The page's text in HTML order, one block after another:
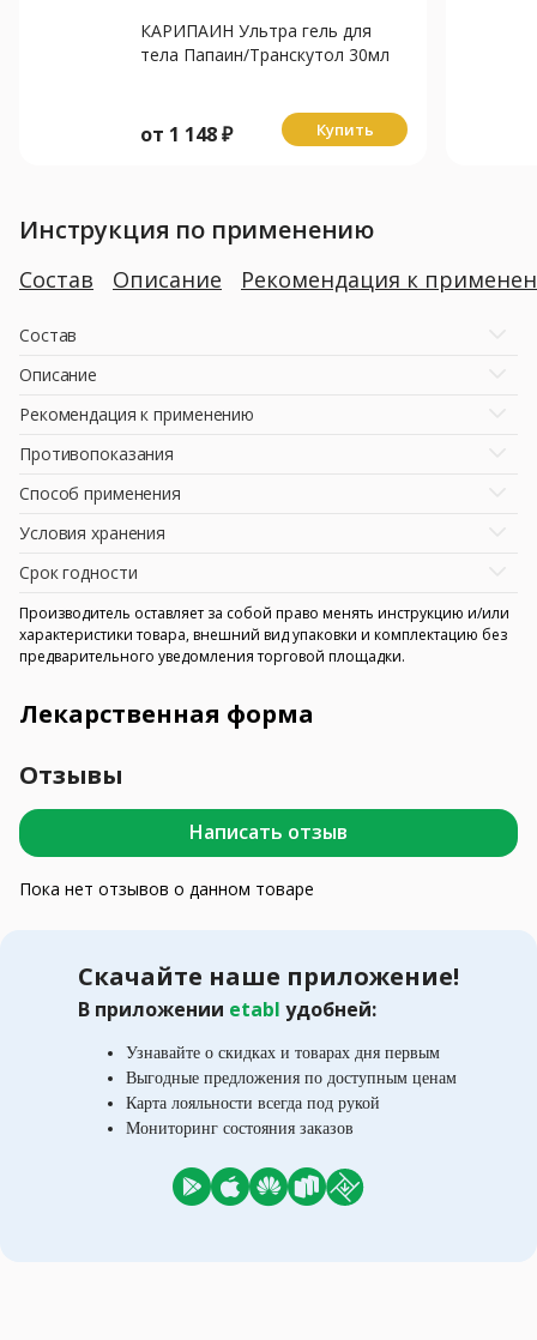
КАРИПАИН Ультра гель для
тела Папаин/Транскутол 30мл
от 1 148₽ Купить
Инструкция по применению
Состав Описание Рекомендация к
Состав
Описание
Рекомендация к применению
Противопоказания
Способ применения
Условия хранения
Срок годности
Производитель оставляет за собой право менять инструкцию и/или
характеристики товара, внешний вид упаковки и комплектацию без
предварительного уведомления торговой площадки.
Лекарственная форма
Отзывы
Написать отзыв
Пока нет отзывов о данном товаре
Скачайте наше приложение!
В приложении etabl удобней:
Узнавайте о скидках и товарах дня первым
Выгодные предложения по доступным ценам
Карта лояльности всегда под рукой
Мониторинг состояния заказов